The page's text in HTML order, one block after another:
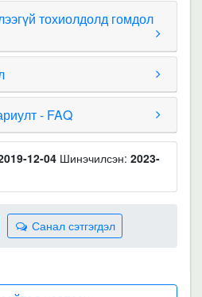
тохиолдолд гомдол
- FAQ
12-04 Шинэчилсэн: 2023-
Санал сэтгэгдэл